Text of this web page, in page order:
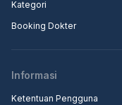
Kategori
Booking Dokter
Informasi
Ketentuan Pengguna